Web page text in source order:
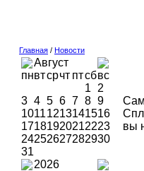
Главная / Новости
Август
пнвтсрчт птсбвс
1
2
3 4 5 6 7 8 9
10111213141516
17181920212223
24252627282930
31
2026
вы